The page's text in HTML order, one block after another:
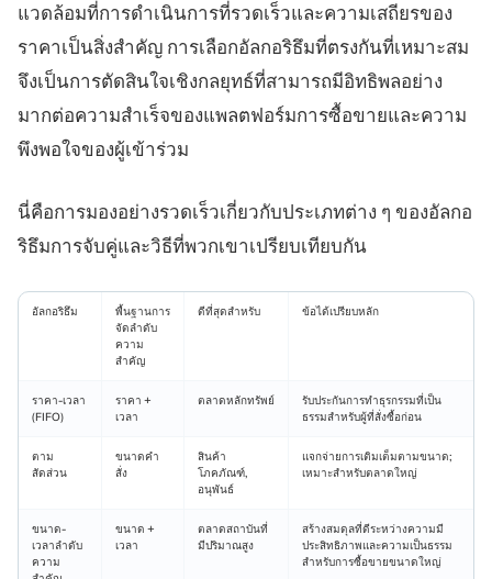
แวดล้อมที่การดำเนินการที่รวดเร็วและความเสถียรของ
ราคาเป็นสิ่งสำคัญ การเลือกอัลกอริธึมที่ตรงกันที่เหมาะสม
จึงเป็นการตัดสินใจเชิงกลยุทธ์ที่สามารถมีอิทธิพลอย่าง
มากต่อความสำเร็จของแพลตฟอร์มการซื้อขายและความ
พึงพอใจของผู้เข้าร่วม
นี่คือการมองอย่างรวดเร็วเกี่ยวกับประเภทต่าง ๆ ของอัลกอ
ริธึมการจับคู่และวิธีที่พวกเขาเปรียบเทียบกัน
อัลกอริธึม
พื้นฐานการ
จัดลำดับ
ความ
สำคัญ
ดีที่สุดสำหรับ ข้อได้เปรียบหลัก
ราคา-เวลา
(FIFO)
ราคา +
เวลา
ตลาดหลักทรัพย์
รับประกันการทำธุรกรรมที่เป็น
ธรรมสำหรับผู้ที่สั่งซื้อก่อน
ตาม
สัดส่วน
ขนาดคำ
สั่ง
สินค้า
โภคภัณฑ์,
อนุพันธ์
แจกจ่ายการเติมเต็มตามขนาด;
เหมาะสำหรับตลาดใหญ่
ขนาด-
เวลาลำดับ
ความ
ขนาด +
เวลา
ตลาดสถาบันที่
มีปริมาณสูง
สร้างสมดุลที่ดีระหว่างความมี
ประสิทธิภาพและความเป็นธรรม
สำหรับการซื้อขายขนาดใหญ่